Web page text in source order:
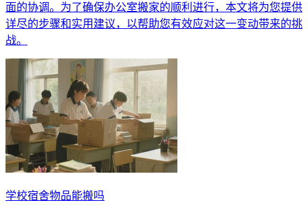
面的协调。为了确保办公室搬家的顺利进行，本文将为您提供
详尽的步骤和实用建议，以帮助您有效应对这一变动带来的挑
战。
学校宿舍物品能搬吗